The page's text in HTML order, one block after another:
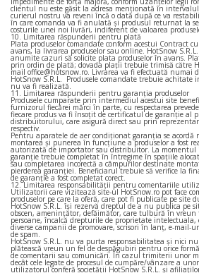
clientul nu este găsit la adresa menţionată în
curierul nostru va reveni încă o dată după ce va
în care comanda va fi anulată şi produsul returnat la
costurile unei noi livrări, indiferent de valoarea
10. Limitarea răspunderii pentru plată
Plata produselor comandate conform acestui Contract
avans, la livrarea produselor sau online. HotSnow
anumite cazuri să solicite plata produselor în avans.
prin ordin de plată; dovada plaţii trebuie trimisă către
mail office@hotsnow.ro. Livrarea va fi efectuată
HotSnow S.R.L. Produsele comandate trebuie achitate
nu va fi realizată.
11. Limitarea răspunderii pentru garanţia produselor
Produsele cumparate prin intermediul acestui site
furnizorul fiecărei mărci în parte, cu respectarea
fiecare produs va fi însoţit de certificatul de garanţie al
distribuitorului, care asigură direct sau prin
respectiv.
Pentru aparatele de aer condiționat garanția se
montarea și punerea în funcțiune a produselor a fost
autorizată de importator sau distribuitor. La
garanție trebuie completat în întregime în spațiile
sau completarea incorectă a câmpurilor destinate
pierderea garanției. Beneficiarul trebuie să verifice la
de garanție a fost completat corect.
12. Limitarea responsabilităţii pentru comentariile
Utilizatorii care vizitează site-ul HotSnow.ro pot face
produselor pe care la oferă, care pot fi publicate pe site
HotSnow S.R.L. îşi rezervă dreptul de a nu publica pe
obscen, ameninţător, defăimător, care tulbură în
persoane, încalcă drepturile de proprietate
diverse campanii de promovare, scrisori în lanţ, e-mail-
de spam.
HotSnow S.R.L. nu va purta responsabilitatea şi nici
plătească vreun un fel de despăgubiri pentru orice
de comentarii sau comunicări. În cazul trimiterii unor
decât cele legate de procesul de cumpăre/vânzare a
utilizatorul conferă societăţii HotSnow S.R.L. şi